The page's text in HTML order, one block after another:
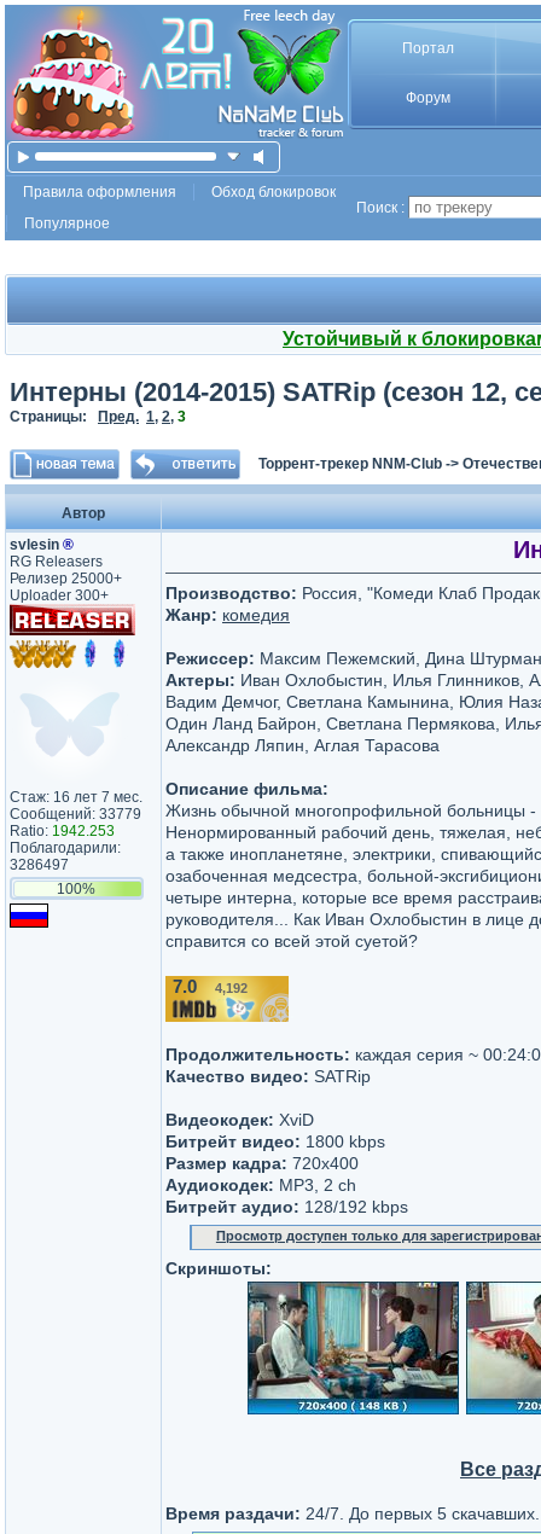
Портал
Форум
Правила оформления
Обход блокировок
Популярное
Поиск :
Устойчивый к
Интерны (2014-2015) SATRip (сезон 12,
Страницы: Пред. 1, 2, 3
Торрент-трекер NNM-Club ->
Автор
svlesin ®
RG Releasers
Релизер 25000+
Uploader 300+
Стаж: 16 лет 7 мес.
Сообщений: 33779
Ratio: 1942.253
Поблагодарили:
3286497
100%
Производство: Россия, "Комеди Клаб
Жанр: комедия
Режиссер: Максим Пежемский, Дина
Актеры: Иван Охлобыстин, Илья Глинников,
Вадим Демчог, Светлана Камынина, Юлия
Один Ланд Байрон, Светлана Пермякова,
Александр Ляпин, Аглая Тарасова
Описание фильма:
Жизнь обычной многопрофильной больницы -
Ненормированный рабочий день, тяжелая,
а также инопланетяне, электрики,
озабоченная медсестра, больной-
четыре интерна, которые все время
руководителя... Как Иван Охлобыстин в лице
справится со всей этой суетой?
7.0 4,192
Продолжительность: каждая серия ~
Качество видео: SATRip
Видеокодек: XviD
Битрейт видео: 1800 kbps
Размер кадра: 720x400
Аудиокодек: MP3, 2 ch
Битрейт аудио: 128/192 kbps
Просмотр доступен только для
Скриншоты:
Все
Время раздачи: 24/7. До первых 5 скачавших.